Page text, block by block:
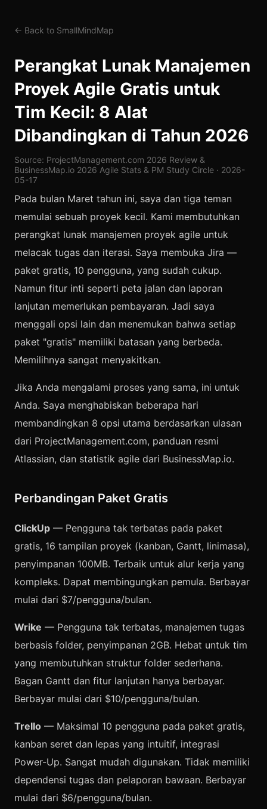
← Back to SmallMindMap
Perangkat Lunak Manajemen
Proyek Agile Gratis untuk
Tim Kecil: 8 Alat
Dibandingkan di Tahun 2026
Source: ProjectManagement.com 2026 Review &
BusinessMap.io 2026 Agile Stats & PM Study Circle · 2026-
05-17
Pada bulan Maret tahun ini, saya dan tiga teman
memulai sebuah proyek kecil. Kami membutuhkan
perangkat lunak manajemen proyek agile untuk
melacak tugas dan iterasi. Saya membuka Jira —
paket gratis, 10 pengguna, yang sudah cukup.
Namun fitur inti seperti peta jalan dan laporan
lanjutan memerlukan pembayaran. Jadi saya
menggali opsi lain dan menemukan bahwa setiap
paket "gratis" memiliki batasan yang berbeda.
Memilihnya sangat menyakitkan.
Jika Anda mengalami proses yang sama, ini untuk
Anda. Saya menghabiskan beberapa hari
membandingkan 8 opsi utama berdasarkan ulasan
dari ProjectManagement.com, panduan resmi
Atlassian, dan statistik agile dari BusinessMap.io.
Perbandingan Paket Gratis
ClickUp — Pengguna tak terbatas pada paket
gratis, 16 tampilan proyek (kanban, Gantt, linimasa),
penyimpanan 100MB. Terbaik untuk alur kerja yang
kompleks. Dapat membingungkan pemula. Berbayar
mulai dari $7/pengguna/bulan.
Wrike — Pengguna tak terbatas, manajemen tugas
berbasis folder, penyimpanan 2GB. Hebat untuk tim
yang membutuhkan struktur folder sederhana.
Bagan Gantt dan fitur lanjutan hanya berbayar.
Berbayar mulai dari $10/pengguna/bulan.
Trello — Maksimal 10 pengguna pada paket gratis,
kanban seret dan lepas yang intuitif, integrasi
Power-Up. Sangat mudah digunakan. Tidak memiliki
dependensi tugas dan pelaporan bawaan. Berbayar
mulai dari $6/pengguna/bulan.